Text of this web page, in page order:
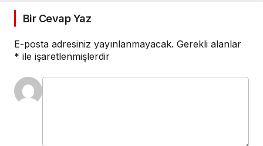
Bir Cevap Yaz
E-posta adresiniz yayınlanmayacak. Gerekli alanlar
* ile işaretlenmişlerdir